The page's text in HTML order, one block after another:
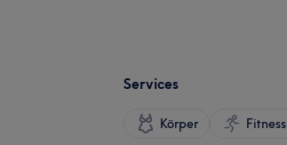
Services
Körper Fitness